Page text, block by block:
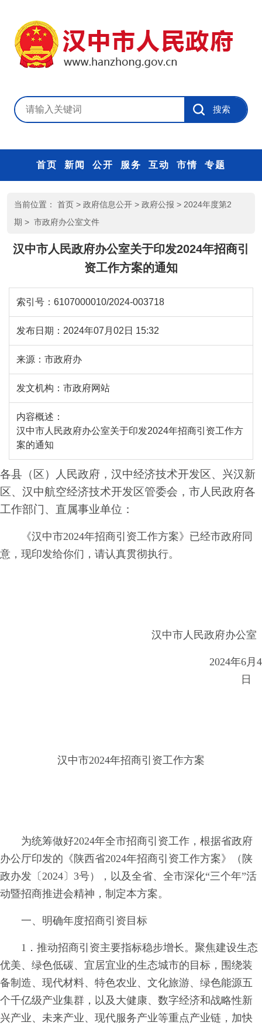
首页 新闻 公开 服务 互动 市情 专题
当前位置： 首页 > 政府信息公开 > 政府公报 > 2024年度第2
期 > 市政府办公室文件
汉中市人民政府办公室关于印发2024年招商引
资工作方案的通知
索引号： 6107000010/2024-003718
发布日期： 2024年07月02日 15:32
来源： 市政府办
发文机构： 市政府网站
内容概述：
汉中市人民政府办公室关于印发2024年招商引资工作方
案的通知
各县（区）人民政府，汉中经济技术开发区、兴汉新
区、汉中航空经济技术开发区管委会，市人民政府各
工作部门、直属事业单位：
《汉中市2024年招商引资工作方案》已经市政府同
意，现印发给你们，请认真贯彻执行。
汉中市人民政府办公室
2024年6月4
日
汉中市2024年招商引资工作方案
为统筹做好2024年全市招商引资工作，根据省政府
办公厅印发的《陕西省2024年招商引资工作方案》（陕
政办发〔2024〕3号），以及全省、全市深化“三个年”活
动暨招商推进会精神，制定本方案。
一、明确年度招商引资目标
1．推动招商引资主要指标稳步增长。聚焦建设生态
优美、绿色低碳、宜居宜业的生态城市的目标，围绕装
备制造、现代材料、特色农业、文化旅游、绿色能源五
个千亿级产业集群，以及大健康、数字经济和战略性新
兴产业、未来产业、现代服务产业等重点产业链，加快